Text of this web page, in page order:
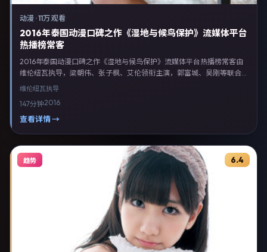
动漫 ·11万 观看
2016年泰国动漫口碑之作《湿地与候鸟保护》流媒体平台
热播榜常客
2016年泰国动漫口碑之作《湿地与候鸟保护》流媒体平台热播榜常客由
维伦纽瓦执导，梁朝伟、张子枫、艾伦领衔主演，郭富城、吴刚等联合出
演。剧情以动漫类型为主线，融合泰国本土叙事与人物弧光，适合检索
国首映礼举办，全国多城路演与线上观影同步开启。影片在节奏、摄影与
配乐上强调沉浸体验，可作为片单推荐、影评长文与专题策划的引用素
维伦纽瓦执导
147分钟2016
查看详情 →
趋势 6.4